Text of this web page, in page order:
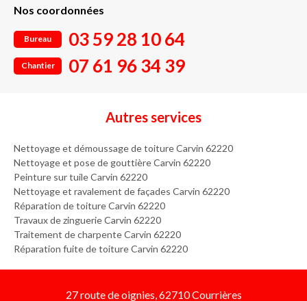
Nos coordonnées
Bureau 03 59 28 10 64
Chantier 07 61 96 34 39
Autres services
Nettoyage et démoussage de toiture Carvin 62220
Nettoyage et pose de gouttière Carvin 62220
Peinture sur tuile Carvin 62220
Nettoyage et ravalement de façades Carvin 62220
Réparation de toiture Carvin 62220
Travaux de zinguerie Carvin 62220
Traitement de charpente Carvin 62220
Réparation fuite de toiture Carvin 62220
27 route de oignies, 62710 Courrières